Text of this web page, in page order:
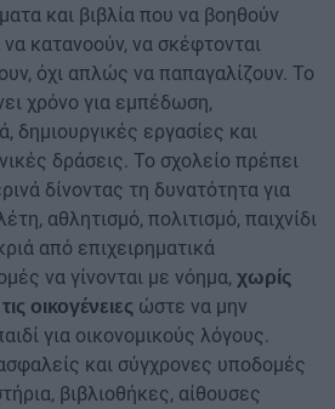
και βιβλία που να βοηθούν
κατανοούν, να σκέφτονται
όχι απλώς να παπαγαλίζουν. Το
χρόνο για εμπέδωση,
δημιουργικές εργασίες και
δράσεις. Το σχολείο πρέπει
δίνοντας τη δυνατότητα για
αθλητισμό, πολιτισμό, παιχνίδι
από επιχειρηματικά
να γίνονται με νόημα, χωρίς
οικογένειες ώστε να μην
για οικονομικούς λόγους.
και σύγχρονες υποδομές
βιβλιοθήκες, αίθουσες